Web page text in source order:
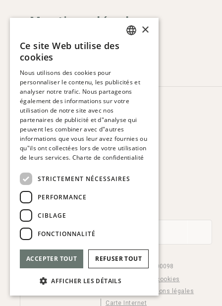
Mentions légales
HOTEL VIA AUGUSTA
08006 Barcelona. Espagne
T: +34 932 179 250
reservas@hotelviaaugusta.com
ABONNEZ-VOUS À LA NEWSLETTER
© Hotel Via Augusta 2026. HB-000098
Cookie settings
Politique de cookies
Mentions légales
Carte Internet
CATALAN
FRENCH
GERMAN
×
Ce site Web utilise des
cookies
Nous utilisons des cookies pour
personnaliser le contenu, les publicités et
analyser notre trafic. Nous partageons
également des informations sur votre
utilisation de notre site avec nos
partenaires de publicité et d"analyse qui
peuvent les combiner avec d"autres
informations que vous leur avez fournies ou
qu"ils ont collectées lors de votre utilisation
de leurs services. Charte de confidentialité
STRICTEMENT NÉCESSAIRES
PERFORMANCE
CIBLAGE
FONCTIONNALITÉ
ACCEPTER TOUT REFUSER TOUT
AFFICHER LES DÉTAILS